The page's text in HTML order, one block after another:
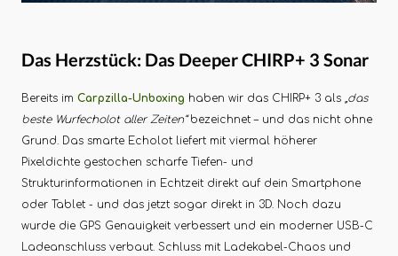
Das Herzstück: Das Deeper CHIRP+ 3 Sonar
Bereits im Carpzilla-Unboxing haben wir das CHIRP+ 3 als „das
beste Wurfecholot aller Zeiten“bezeichnet – und das nicht ohne
Grund. Das smarte Echolot liefert mit viermal höherer
Pixeldichte gestochen scharfe Tiefen- und
Strukturinformationen in Echtzeit direkt auf dein Smartphone
oder Tablet - und das jetzt sogar direkt in 3D. Noch dazu
wurde die GPS Genauigkeit verbessert und ein moderner USB-C
Ladeanschluss verbaut. Schluss mit Ladekabel-Chaos und